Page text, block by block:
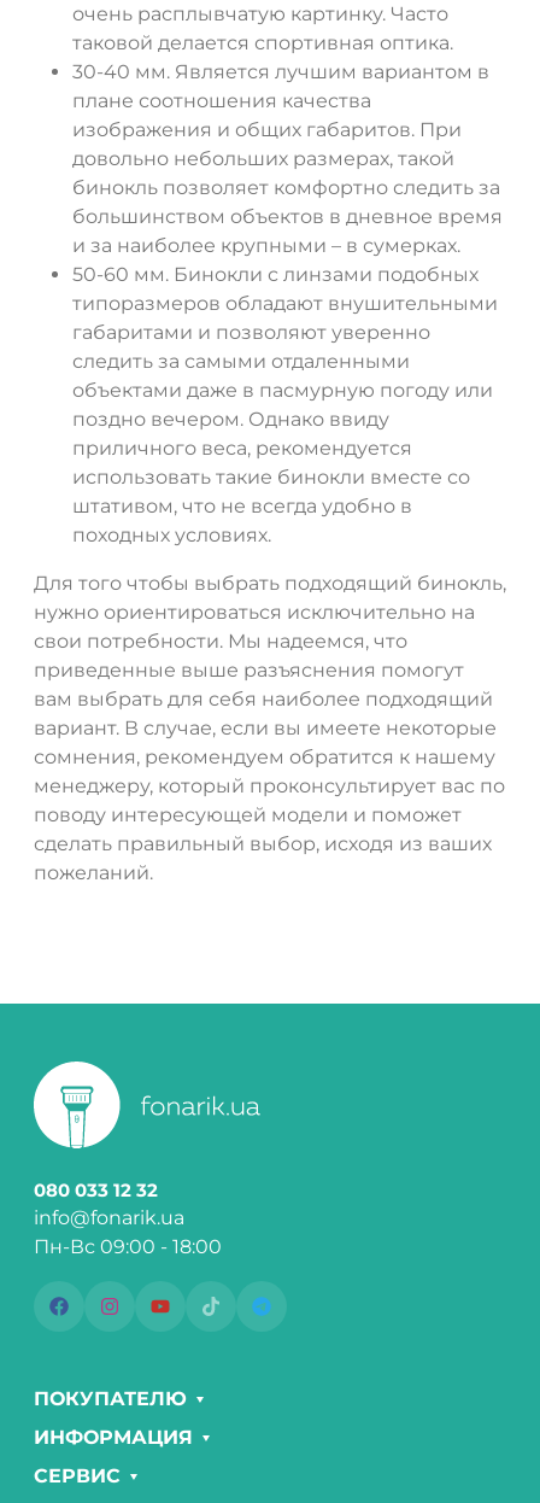
очень расплывчатую картинку. Часто
таковой делается спортивная оптика.
30-40 мм. Является лучшим вариантом в
плане соотношения качества
изображения и общих габаритов. При
довольно небольших размерах, такой
бинокль позволяет комфортно следить за
большинством объектов в дневное время
и за наиболее крупными – в сумерках.
50-60 мм. Бинокли с линзами подобных
типоразмеров обладают внушительными
габаритами и позволяют уверенно
следить за самыми отдаленными
объектами даже в пасмурную погоду или
поздно вечером. Однако ввиду
приличного веса, рекомендуется
использовать такие бинокли вместе со
штативом, что не всегда удобно в
походных условиях.
Для того чтобы выбрать подходящий бинокль,
нужно ориентироваться исключительно на
свои потребности. Мы надеемся, что
приведенные выше разъяснения помогут
вам выбрать для себя наиболее подходящий
вариант. В случае, если вы имеете некоторые
сомнения, рекомендуем обратится к нашему
менеджеру, который проконсультирует вас по
поводу интересующей модели и поможет
сделать правильный выбор, исходя из ваших
пожеланий.
080 033 12 32
info@fonarik.ua
Пн-Вс 09:00 - 18:00
ПОКУПАТЕЛЮ
ИНФОРМАЦИЯ
СЕРВИС